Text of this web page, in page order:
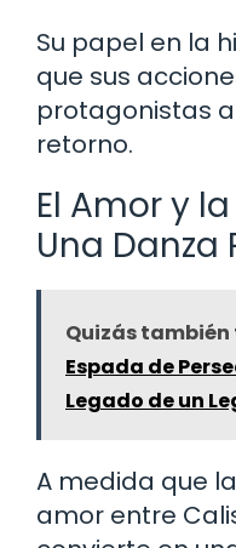
Su papel en la
que sus
protagonistas
retorno.
El Amor y
Una Danza
Quizás también
Espada de
Legado de un
A medida que
amor entre